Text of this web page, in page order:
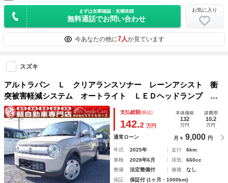
まずは在庫確認・見積依頼
無料通話でお問い合わせ
お気に入り
今あなたの他に7人が見ています
スズキ
アルトラパン Ｌ クリアランスソナー レーンアシスト 衝
突被害軽減システム オートライト ＬＥＤヘッドランプ ス
マートキー アイドリングストップ 電動格納ミラー シート
ヒーター ベンチシート ＣＶＴ 盗難防止システム
支払総額(税込)
142.2 万円
本体価格
132
万円
諸費用
10.2
万円
通常ローン 月々 9,000 円
年式 2025年 走行
6km
車検
2028年6月 排気
660cc
整備
法定整備付 修復
なし
保証
保証付 (1ヶ月・1000km)